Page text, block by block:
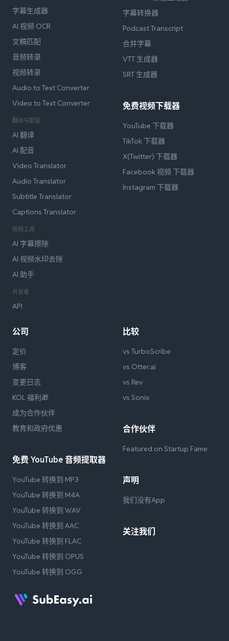
字幕生成器
AI 视频 OCR
文稿匹配
音频转录
视频转录
Audio to Text Converter
Video to Text Converter
翻译与配音
AI 翻译
AI 配音
Video Translator
Audio Translator
Subtitle Translator
Captions Translator
视频工具
AI 字幕擦除
AI 视频水印去除
AI 助手
开发者
API
字幕转换器
Podcast Transcript
合并字幕
VTT 生成器
SRT 生成器
免费视频下载器
YouTube 下载器
TikTok 下载器
X(Twitter) 下载器
Facebook 视频 下载器
Instagram 下载器
公司
定价
博客
变更日志
KOL 福利🎁
成为合作伙伴
教育和政府优惠
免费 YouTube 音频提取器
YouTube 转换到 MP3
YouTube 转换到 M4A
YouTube 转换到 WAV
YouTube 转换到 AAC
YouTube 转换到 FLAC
YouTube 转换到 OPUS
YouTube 转换到 OGG
比较
vs TurboScribe
vs Otter.ai
vs Rev
vs Sonix
合作伙伴
Featured on Startup Fame
声明
我们没有App
关注我们